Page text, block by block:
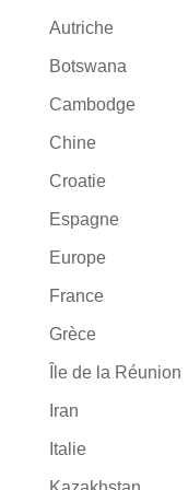
Autriche
Botswana
Cambodge
Chine
Croatie
Espagne
Europe
France
Grèce
Île de la Réunion
Iran
Italie